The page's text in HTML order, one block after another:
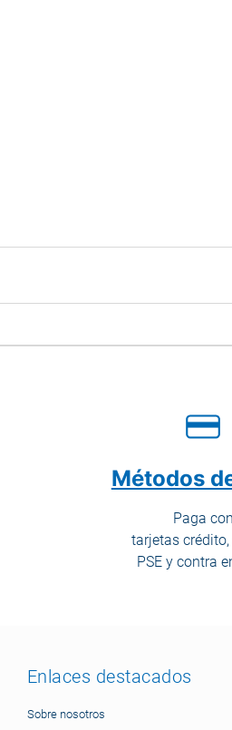
Métodos
Paga con
tarjetas
PSE y contra
Enlaces destacados
Sobre nosotros